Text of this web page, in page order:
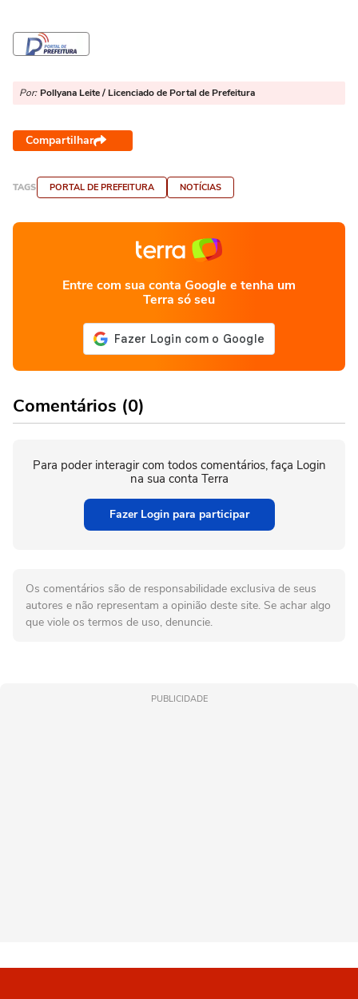
Por: Pollyana Leite / Licenciado de Portal de Prefeitura
Compartilhar
TAGS PORTAL DE PREFEITURA NOTÍCIAS
Entre com sua conta Google e tenha um
Terra só seu
Comentários (0)
Para poder interagir com todos comentários, faça Login
na sua conta Terra
Fazer Login para participar
Os comentários são de responsabilidade exclusiva de seus
autores e não representam a opinião deste site. Se achar algo
que viole os termos de uso, denuncie.
PUBLICIDADE